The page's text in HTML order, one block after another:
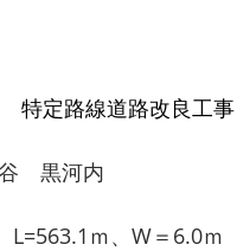
特定路線道路改良工
　黒河内
L=563.1ｍ、W＝6.0ｍ